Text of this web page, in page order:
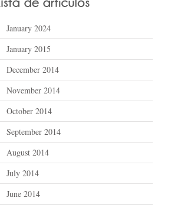
January 2024
January 2015
December 2014
November 2014
October 2014
September 2014
August 2014
July 2014
June 2014